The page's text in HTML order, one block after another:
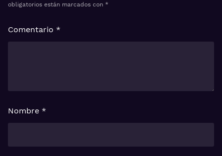
obligatorios están marcados con *
Comentario *
Nombre *